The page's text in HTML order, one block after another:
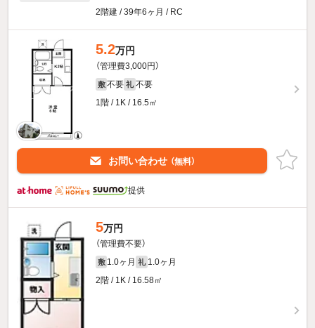
2階建 / 39年6ヶ月 / RC
5.2万円
（管理費3,000円）
敷 不要 礼 不要
1階 / 1K / 16.5㎡
お問い合わせ （無料）
提供
5万円
（管理費不要）
敷 1.0ヶ月 礼 1.0ヶ月
2階 / 1K / 16.58㎡